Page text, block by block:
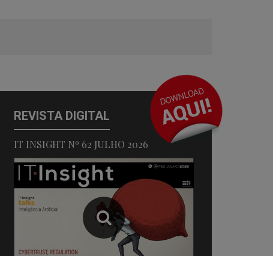
REVISTA DIGITAL
IT INSIGHT Nº 62 JULHO 2026